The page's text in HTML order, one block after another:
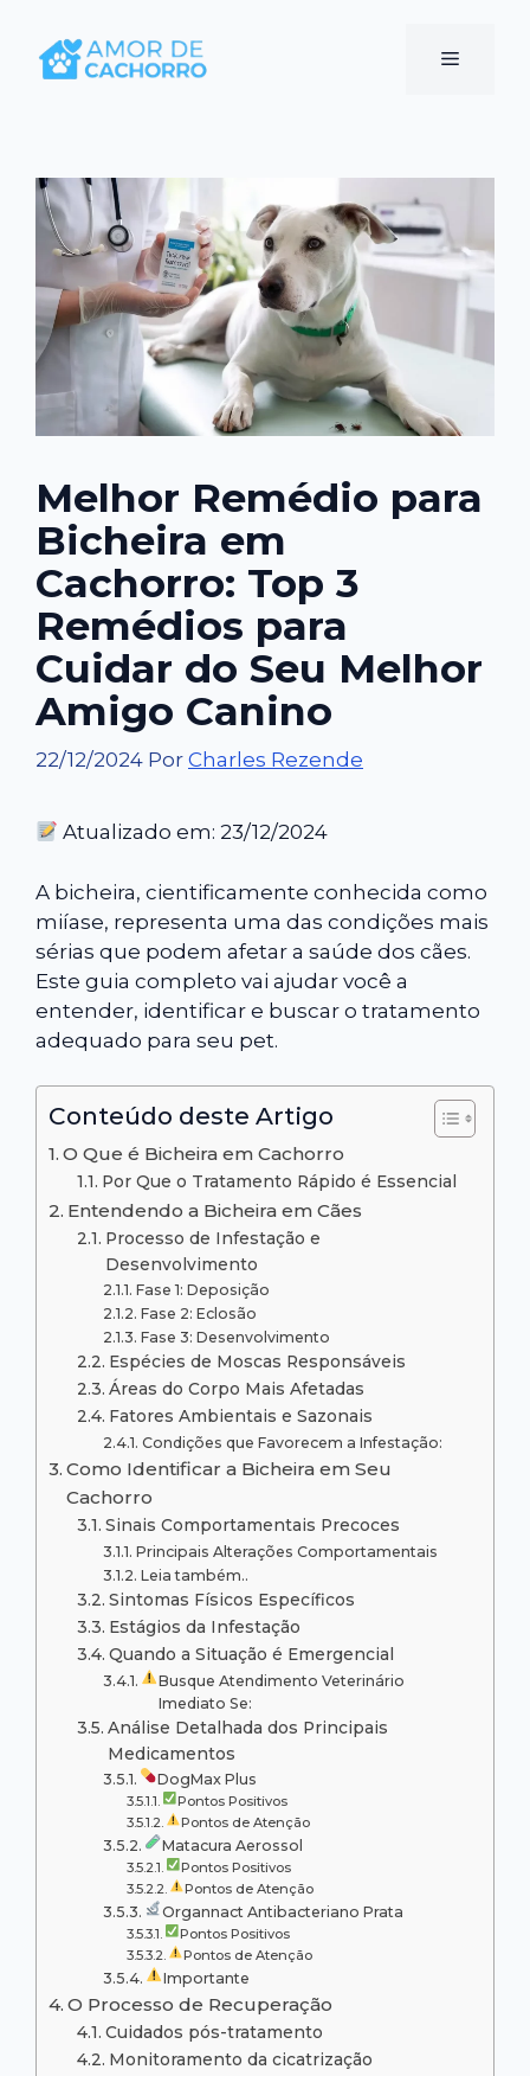
Menu
Melhor Remédio para
Bicheira em
Cachorro: Top 3
Remédios para
Cuidar do Seu Melhor
Amigo Canino
22/12/2024 Por Charles Rezende
Atualizado em: 23/12/2024
A bicheira, cientificamente conhecida como
miíase, representa uma das condições mais
sérias que podem afetar a saúde dos cães.
Este guia completo vai ajudar você a
entender, identificar e buscar o tratamento
adequado para seu pet.
Conteúdo deste Artigo
O Que é Bicheira em Cachorro
Por Que o Tratamento Rápido é Essencial
Entendendo a Bicheira em Cães
Processo de Infestação e
Desenvolvimento
Fase 1: Deposição
Fase 2: Eclosão
Fase 3: Desenvolvimento
Espécies de Moscas Responsáveis
Áreas do Corpo Mais Afetadas
Fatores Ambientais e Sazonais
Condições que Favorecem a Infestação:
Como Identificar a Bicheira em Seu
Cachorro
Sinais Comportamentais Precoces
Principais Alterações Comportamentais
Leia também..
Sintomas Físicos Específicos
Estágios da Infestação
Quando a Situação é Emergencial
Busque Atendimento Veterinário
Imediato Se:
Análise Detalhada dos Principais
Medicamentos
DogMax Plus
Pontos Positivos
Pontos de Atenção
Matacura Aerossol
Pontos Positivos
Pontos de Atenção
Organnact Antibacteriano Prata
Pontos Positivos
Pontos de Atenção
Importante
O Processo de Recuperação
Cuidados pós-tratamento
Monitoramento da cicatrização